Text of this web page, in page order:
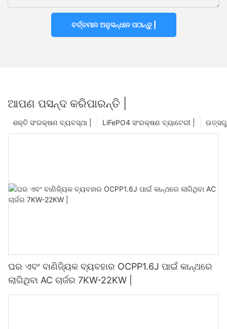
ବର୍ତ୍ତମାନ ଅନୁସନ୍ଧାନ ପଠାନ୍ତୁ |
ଆପଣ ପସନ୍ଦ କରିପାରନ୍ତି |
LiFePO4 ସଂରକ୍ଷଣ ବ୍ୟାଟେରୀ |
ଶକ୍ତି ସଂରକ୍ଷଣ ବ୍ୟବସ୍ଥା |
ଘର ଏବଂ ବାଣିଜ୍ୟିକ ବ୍ୟବହାର OCPP1.6J ପାଇଁ କାନ୍ଥରେ
ଲାଗିଥିବା AC ଚାର୍ଜର 7KW-22KW |